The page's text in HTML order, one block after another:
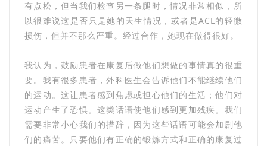
有点松，但当我们检查另一条腿时，情况非常相似，所
以很难说这是否只是她的天生情况，或者是ACL的轻微
损伤，但并不那么严重。经过合作，她现在做得很好。
我认为，鼓励患者在康复后做他们想做的事情真的很重
要。我有很多患者，外科医生会告诉他们不能继续他们
的运动。这让患者感到焦虑或担心他们的生活；他们对
运动产生了恐惧。这类话语使他们感到更加残疾。我们
需要非常小心我们的措辞，因为这些话语可能会加剧他
们的痛苦。只要他们有正确的锻炼方式和正确的康复过